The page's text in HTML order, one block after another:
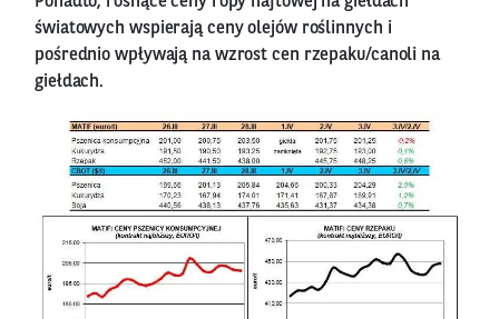
światowych wspierają ceny olejów roślinnych i
pośrednio wpływają na wzrost cen rzepaku/canoli na
giełdach.